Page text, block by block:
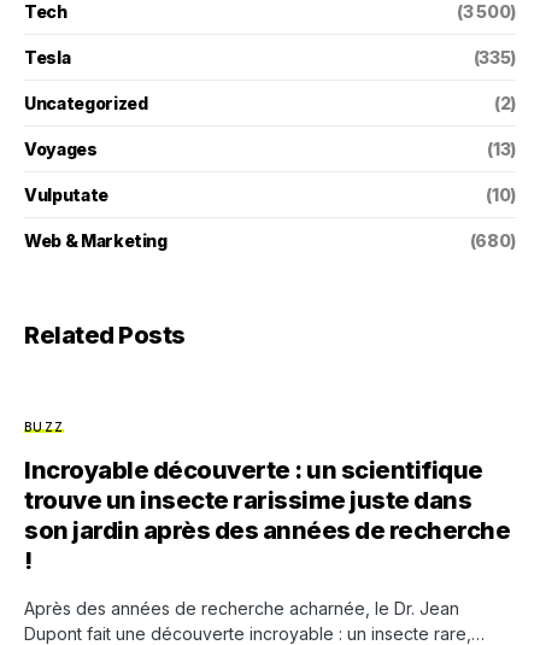
Tech (3 500)
Tesla (335)
Uncategorized (2)
Voyages (13)
Vulputate (10)
Web & Marketing (680)
Related Posts
BUZZ
Incroyable découverte : un scientifique
trouve un insecte rarissime juste dans
son jardin après des années de recherche
!
Après des années de recherche acharnée, le Dr. Jean
Dupont fait une découverte incroyable : un insecte rare,…